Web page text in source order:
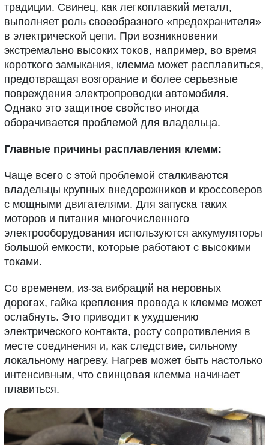
традиции. Свинец, как легкоплавкий металл,
выполняет роль своеобразного «предохранителя»
в электрической цепи. При возникновении
экстремально высоких токов, например, во время
короткого замыкания, клемма может расплавиться,
предотвращая возгорание и более серьезные
повреждения электропроводки автомобиля.
Однако это защитное свойство иногда
оборачивается проблемой для владельца.
Главные причины расплавления клемм:
Чаще всего с этой проблемой сталкиваются
владельцы крупных внедорожников и кроссоверов
с мощными двигателями. Для запуска таких
моторов и питания многочисленного
электрооборудования используются аккумуляторы
большой емкости, которые работают с высокими
токами.
Со временем, из-за вибраций на неровных
дорогах, гайка крепления провода к клемме может
ослабнуть. Это приводит к ухудшению
электрического контакта, росту сопротивления в
месте соединения и, как следствие, сильному
локальному нагреву. Нагрев может быть настолько
интенсивным, что свинцовая клемма начинает
плавиться.